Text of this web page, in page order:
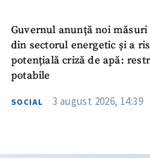
Guvernul anunță noi
din sectorul energetic și a
potențială criză de apă:
potabile
SOCIAL 3 august 2026, 14:39